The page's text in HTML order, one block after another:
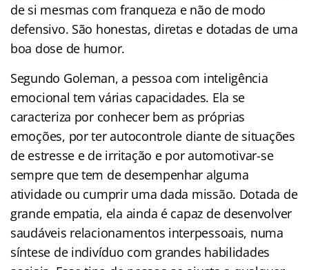
de si mesmas com franqueza e não de modo
defensivo. São honestas, diretas e dotadas de uma
boa dose de humor.
Segundo Goleman, a pessoa com inteligência
emocional tem várias capacidades. Ela se
caracteriza por conhecer bem as próprias
emoções, por ter autocontrole diante de situações
de estresse e de irritação e por automotivar-se
sempre que tem de desempenhar alguma
atividade ou cumprir uma dada missão. Dotada de
grande empatia, ela ainda é capaz de desenvolver
saudáveis relacionamentos interpessoais, numa
síntese de indivíduo com grandes habilidades